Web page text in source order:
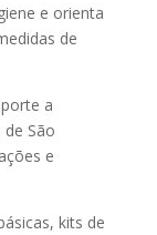
e orienta
de
a
São
e
kits de